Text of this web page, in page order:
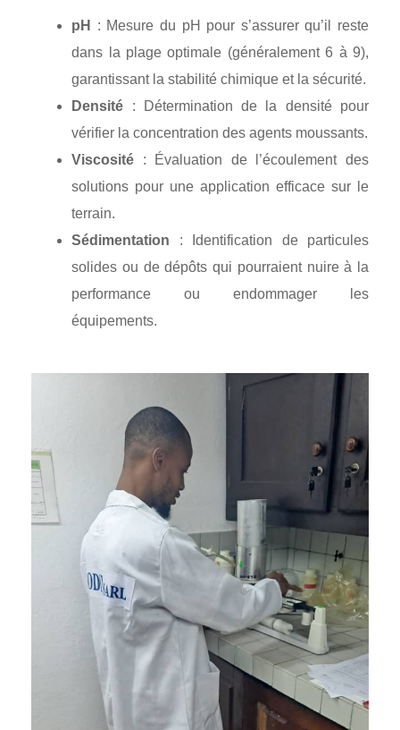
pH
: Mesure du pH pour s’assurer qu’il reste
dans la plage optimale (généralement 6 à 9),
garantissant la stabilité chimique et la sécurité.
Densité : Détermination de la densité pour
vérifier la concentration des agents moussants.
Viscosité : Évaluation de l’écoulement des
solutions pour une application efficace sur le
terrain.
Sédimentation : Identification de particules
solides ou de dépôts qui pourraient nuire à la
performance ou endommager les
équipements.